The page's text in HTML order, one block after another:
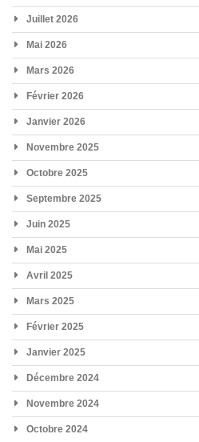
Juillet 2026
Mai 2026
Mars 2026
Février 2026
Janvier 2026
Novembre 2025
Octobre 2025
Septembre 2025
Juin 2025
Mai 2025
Avril 2025
Mars 2025
Février 2025
Janvier 2025
Décembre 2024
Novembre 2024
Octobre 2024